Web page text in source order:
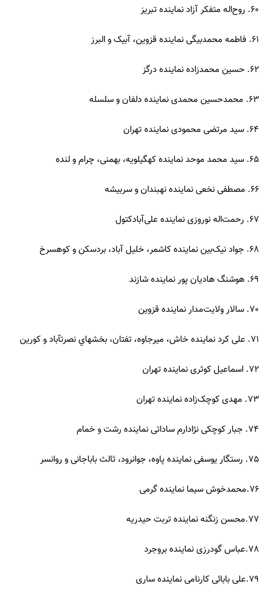
60. روح‌اله متفکر آزاد نماینده تبریز
61. فاطمه محمدبیگی نماینده قزوین، آبیک و البرز
62. حسین محمدزاده نماینده درگز
63. محمدحسین محمدی نماینده دلفان و سلسله
64. سید مرتضی محمودی نماینده تهران
65. سید محمد موحد نماینده کهگیلویه، بهمنی، چرام و لنده
66. مصطفی نخعی نماینده نهبندان و سربیشه
67. رحمت‌اله نوروزی نماینده علی‌آبادکتول
68. جواد نیک‌بین نماینده کاشمر، خلیل آباد، بردسكن و کوهسرخ
69. هوشنگ هادیان پور نماینده شازند
70. سالار ولایت‌مدار نماینده قزوین
71. علی کرد نماینده خاش، میرجاوه، تفتان، بخشهاي نصرتآباد و کورین
72. اسماعیل کوثری نماینده تهران
73. مهدی کوچک‌زاده نماینده تهران
74. جبار کوچکی نژادارم ساداتی نماینده رشت و خمام
75. رستگار یوسفی نماینده پاوه، جوانرود، ثالث باباجانی و روانسر
76.محمدخوش سیما نماینده گرمی
77.محسن زنگنه نماینده تربت حیدریه
78.عباس گودرزی نماینده بروجرد
79.علی بابائی کارنامی نماینده ساری